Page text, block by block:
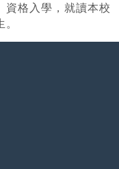
資格入學，就讀本校